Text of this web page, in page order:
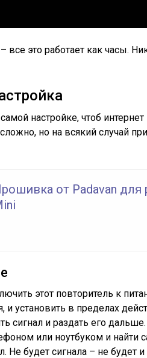
все это работает как часы.
настройке, чтоб
но на всякий случай
от Padavan для
этот повторитель к
и установить в пределах
сигнал и раздать его
или ноутбуком и найти
Не будет сигнала – не будет